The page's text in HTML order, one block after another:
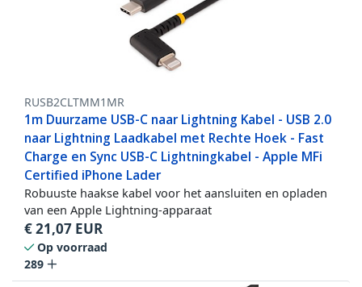
RUSB2CLTMM1MR
1m Duurzame USB-C naar Lightning Kabel - USB 2.0
naar Lightning Laadkabel met Rechte Hoek - Fast
Charge en Sync USB-C Lightningkabel - Apple MFi
Certified iPhone Lader
Robuuste haakse kabel voor het aansluiten en opladen
van een Apple Lightning-apparaat
€21,07 EUR
Op voorraad
289